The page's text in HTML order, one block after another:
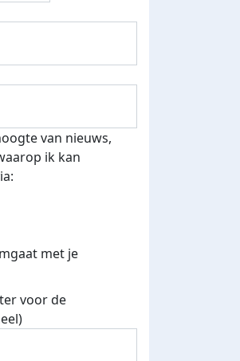
verstuurd
van nieuws,
ik kan
met je
voor de